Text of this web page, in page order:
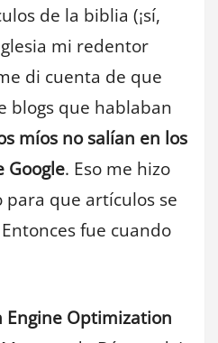
de la biblia (¡sí,
mi redentor
di cuenta de que
blogs que hablaban
míos no salían en los
Google. Eso me hizo
para que artículos se
fue cuando
Engine Optimization